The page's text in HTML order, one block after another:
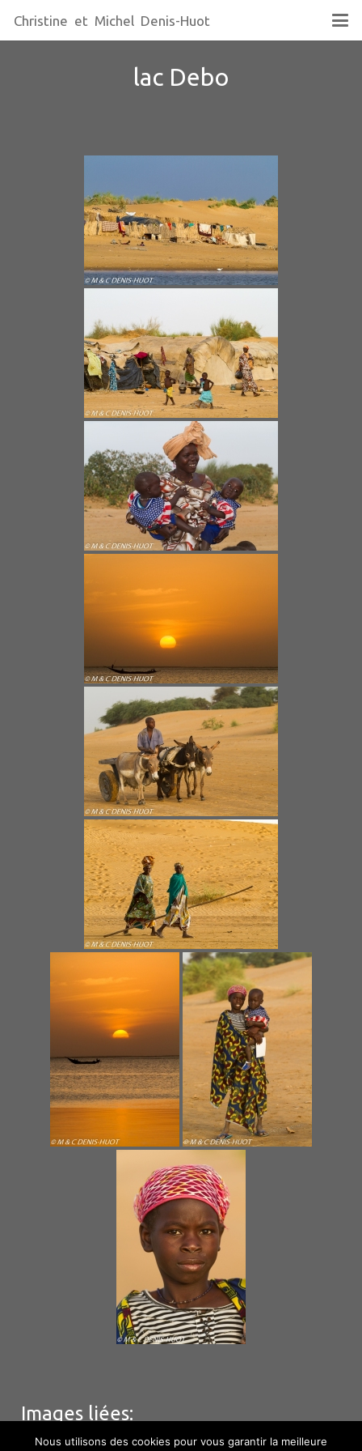
Christine et Michel Denis-Huot
lac Debo
Images liées:
Nous utilisons des cookies pour vous garantir la meilleure